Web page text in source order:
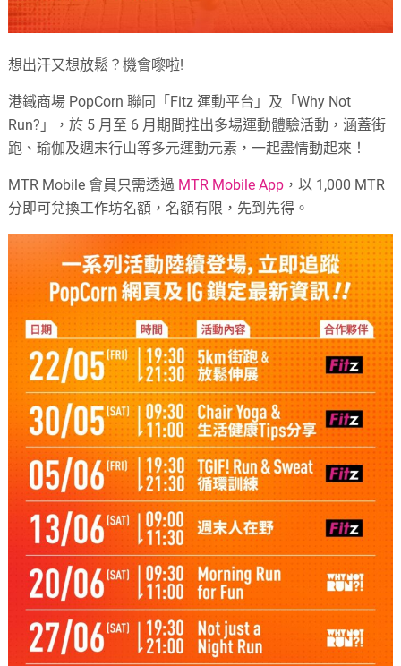
想出汗又想放鬆？機會嚟啦!
港鐵商場 PopCorn 聯同「Fitz 運動平台」及「Why Not
Run?」，於 5 月至 6 月期間推出多場運動體驗活動，涵蓋街
跑、瑜伽及週末行山等多元運動元素，一起盡情動起來！
MTR Mobile 會員只需透過 MTR Mobile App ，以 1,000 MTR
分即可兌換工作坊名額，名額有限，先到先得。